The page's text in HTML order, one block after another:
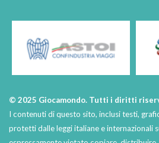
© 2025 Giocamondo. Tutti i diritti
I contenuti di questo sito, inclusi testi,
protetti dalle leggi italiane e internazionali